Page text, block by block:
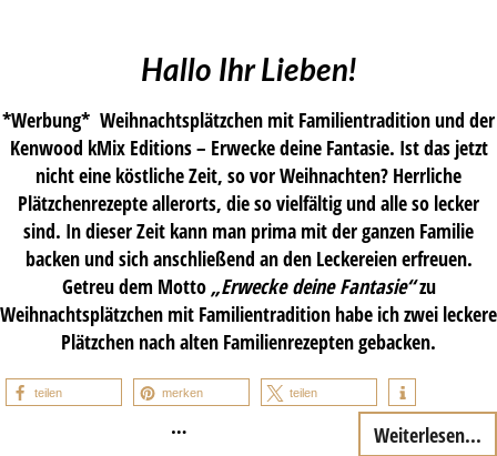
Hallo Ihr Lieben!
*Werbung* Weihnachtsplätzchen mit Familientradition und der
Kenwood kMix Editions – Erwecke deine Fantasie. Ist das jetzt
nicht eine köstliche Zeit, so vor Weihnachten? Herrliche
Plätzchenrezepte allerorts, die so vielfältig und alle so lecker
sind. In dieser Zeit kann man prima mit der ganzen Familie
backen und sich anschließend an den Leckereien erfreuen.
Getreu dem Motto „Erwecke deine Fantasie“zu
Weihnachtsplätzchen mit Familientradition habe ich zwei leckere
Plätzchen nach alten Familienrezepten gebacken.
teilen merken teilen
… Weiterlesen...